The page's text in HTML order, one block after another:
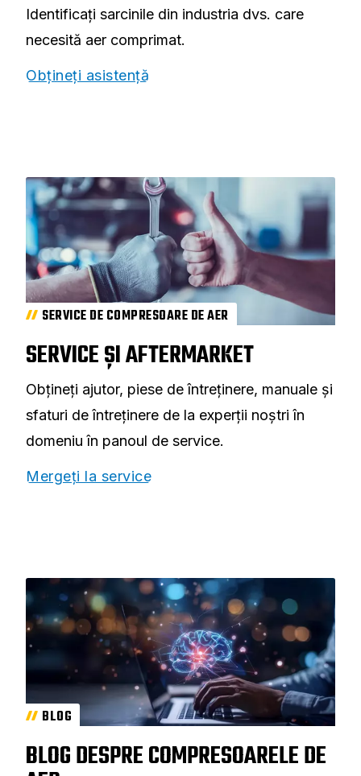
Identificați sarcinile din industria dvs. care
necesită aer comprimat.
Obțineți asistență
SERVICE DE COMPRESOARE DE AER
SERVICE ȘI AFTERMARKET
Obțineți ajutor, piese de întreținere, manuale și
sfaturi de întreținere de la experții noștri în
domeniu în panoul de service.
Mergeți la service
BLOG
BLOG DESPRE COMPRESOARELE DE